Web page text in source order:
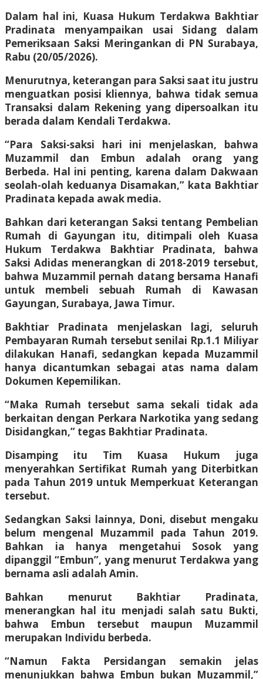
Dalam hal ini, Kuasa Hukum Terdakwa Bakhtiar
Pradinata menyampaikan usai Sidang dalam
Pemeriksaan Saksi Meringankan di PN Surabaya,
Rabu (20/05/2026).
Menurutnya, keterangan para Saksi saat itu justru
menguatkan posisi kliennya, bahwa tidak semua
Transaksi dalam Rekening yang dipersoalkan itu
berada dalam Kendali Terdakwa.
“Para Saksi-saksi hari ini menjelaskan, bahwa
Muzammil dan Embun adalah orang yang
Berbeda. Hal ini penting, karena dalam Dakwaan
seolah-olah keduanya Disamakan,” kata Bakhtiar
Pradinata kepada awak media.
Bahkan dari keterangan Saksi tentang Pembelian
Rumah di Gayungan itu, ditimpali oleh Kuasa
Hukum Terdakwa Bakhtiar Pradinata, bahwa
Saksi Adidas menerangkan di 2018-2019 tersebut,
bahwa Muzammil pernah datang bersama Hanafi
untuk membeli sebuah Rumah di Kawasan
Gayungan, Surabaya, Jawa Timur.
Bakhtiar Pradinata menjelaskan lagi, seluruh
Pembayaran Rumah tersebut senilai Rp.1.1 Miliyar
dilakukan Hanafi, sedangkan kepada Muzammil
hanya dicantumkan sebagai atas nama dalam
Dokumen Kepemilikan.
“Maka Rumah tersebut sama sekali tidak ada
berkaitan dengan Perkara Narkotika yang sedang
Disidangkan,” tegas Bakhtiar Pradinata.
Disamping itu Tim Kuasa Hukum juga
menyerahkan Sertifikat Rumah yang Diterbitkan
pada Tahun 2019 untuk Memperkuat Keterangan
tersebut.
Sedangkan Saksi lainnya, Doni, disebut mengaku
belum mengenal Muzammil pada Tahun 2019.
Bahkan ia hanya mengetahui Sosok yang
dipanggil “Embun”, yang menurut Terdakwa yang
bernama asli adalah Amin.
Bahkan menurut Bakhtiar Pradinata,
menerangkan hal itu menjadi salah satu Bukti,
bahwa Embun tersebut maupun Muzammil
merupakan Individu berbeda.
“Namun Fakta Persidangan semakin jelas
menunjukkan bahwa Embun bukan Muzammil,”